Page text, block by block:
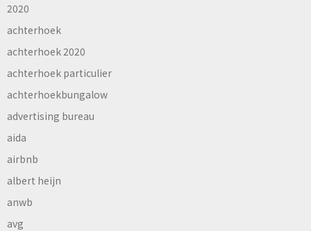
2020
achterhoek
achterhoek 2020
achterhoek particulier
achterhoekbungalow
advertising bureau
aida
airbnb
albert heijn
anwb
avg